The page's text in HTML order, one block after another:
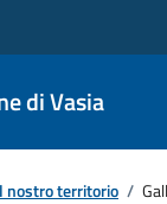
di Vasia
nostro territorio /